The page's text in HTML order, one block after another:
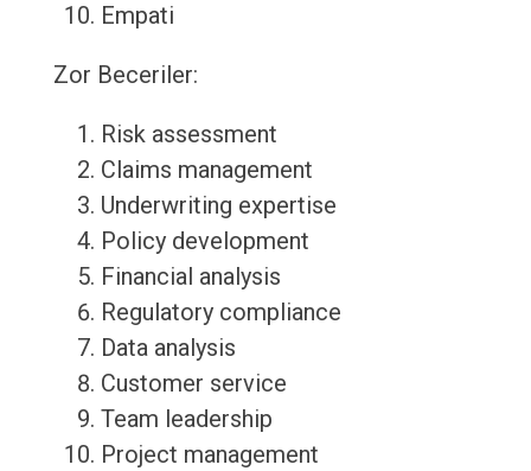
Empati
Zor Beceriler:
Risk assessment
Claims management
Underwriting expertise
Policy development
Financial analysis
Regulatory compliance
Data analysis
Customer service
Team leadership
Project management